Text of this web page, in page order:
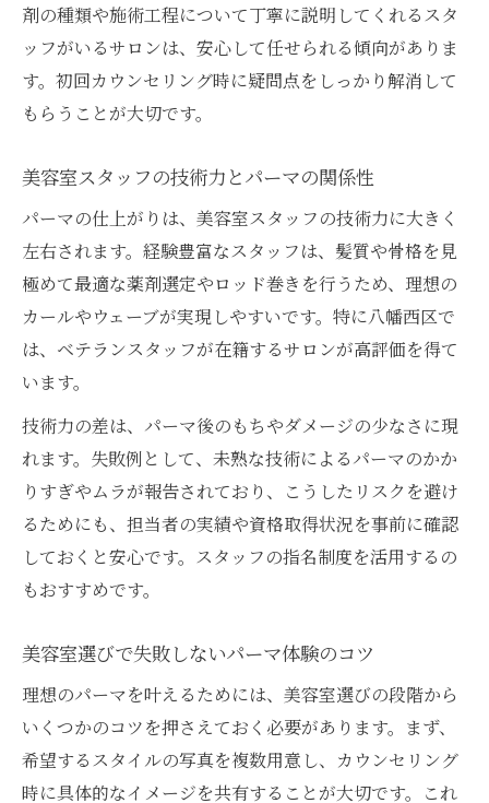
剤の種類や施術工程について丁寧に説明してくれるスタ
ッフがいるサロンは、安心して任せられる傾向がありま
す。初回カウンセリング時に疑問点をしっかり解消して
もらうことが大切です。
美容室スタッフの技術力とパーマの関係性
パーマの仕上がりは、美容室スタッフの技術力に大きく
左右されます。経験豊富なスタッフは、髪質や骨格を見
極めて最適な薬剤選定やロッド巻きを行うため、理想の
カールやウェーブが実現しやすいです。特に八幡西区で
は、ベテランスタッフが在籍するサロンが高評価を得て
います。
技術力の差は、パーマ後のもちやダメージの少なさに現
れます。失敗例として、未熟な技術によるパーマのかか
りすぎやムラが報告されており、こうしたリスクを避け
るためにも、担当者の実績や資格取得状況を事前に確認
しておくと安心です。スタッフの指名制度を活用するの
もおすすめです。
美容室選びで失敗しないパーマ体験のコツ
理想のパーマを叶えるためには、美容室選びの段階から
いくつかのコツを押さえておく必要があります。まず、
希望するスタイルの写真を複数用意し、カウンセリング
時に具体的なイメージを共有することが大切です。これ